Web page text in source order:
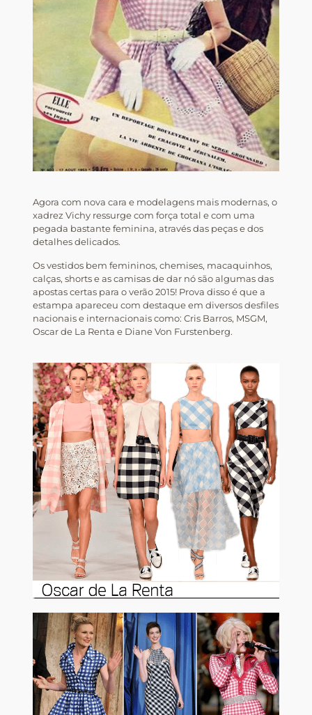
Agora com nova cara e modelagens mais modernas, o
xadrez Vichy ressurge com força total e com uma
pegada bastante feminina, através das peças e dos
detalhes delicados.
Os vestidos bem femininos, chemises, macaquinhos,
calças, shorts e as camisas de dar nó são algumas das
apostas certas para o verão 2015! Prova disso é que a
estampa apareceu com destaque em diversos desfiles
nacionais e internacionais como: Cris Barros, MSGM,
Oscar de La Renta e Diane Von Furstenberg.